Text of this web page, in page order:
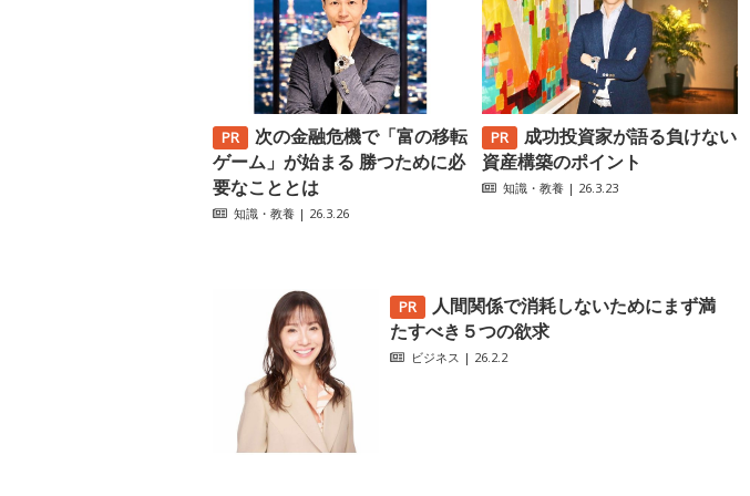
次の金融危機で「富の移転
ゲーム」が始まる 勝つために必
要なこととは
知識・教養 | 26.3.26
成功投資家が語る負けない
資産構築のポイント
知識・教養 | 26.3.23
人間関係で消耗しないためにまず満
たすべき５つの欲求
ビジネス | 26.2.2